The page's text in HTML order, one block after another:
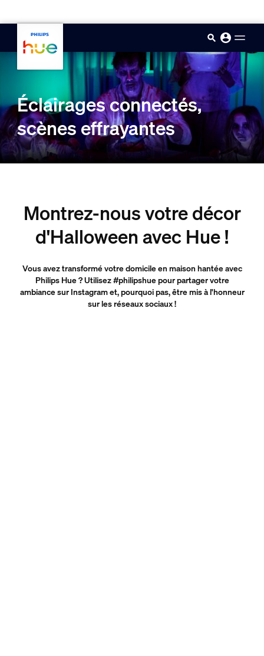
Éclairages connectés,
scènes effrayantes
Montrez-nous votre décor
d'Halloween avec Hue !
Vous avez transformé votre domicile en maison hantée avec
Philips Hue ? Utilisez #philipshue pour partager votre
ambiance sur Instagram et, pourquoi pas, être mis à l'honneur
sur les réseaux sociaux !